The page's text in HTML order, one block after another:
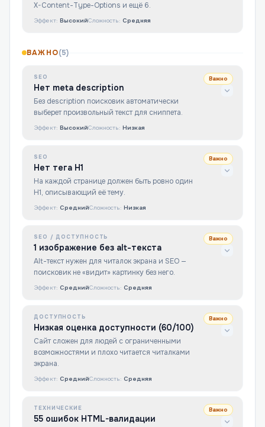
X-Content-Type-Options и ещё 6.
Эффект: ВысокийСложность: Средняя
ВАЖНО(5)
SEO
Нет meta description
Без description поисковик автоматически
выберет произвольный текст для сниппета.
Важно
Эффект: ВысокийСложность: Низкая
SEO
Нет тега H1
На каждой странице должен быть ровно один
H1, описывающий её тему.
Важно
Эффект: СреднийСложность: Низкая
SEO / ДОСТУПНОСТЬ
1 изображение без alt-текста
Alt-текст нужен для читалок экрана и SEO —
поисковик не «видит» картинку без него.
Важно
Эффект: СреднийСложность: Средняя
ДОСТУПНОСТЬ
Низкая оценка доступности (60/100)
Сайт сложен для людей с ограниченными
возможностями и плохо читается читалками
экрана.
Важно
Эффект: СреднийСложность: Средняя
ТЕХНИЧЕСКИЕ
55 ошибок HTML-валидации
Важно